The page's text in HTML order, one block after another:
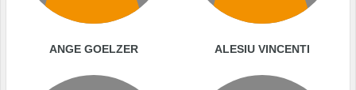
ANGE GOELZER ALESIU VINCENTI